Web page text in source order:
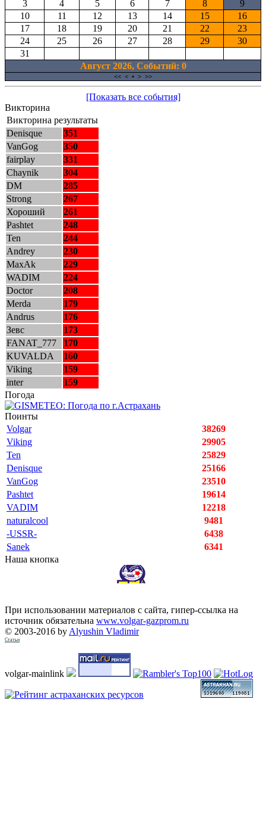
3 4 5 6 7 8
9
10
11 12 13 14 15
16
17
18 19 20 21 22
23
24
25 26 27 28 29
30
31
Август 2026, Cобытий: 0
<< < • > >>
[Показать все события]
Викторина
Викторина результаты
Denisque
351
VanGog
350
fairplay
331
Chaynik
304
DM
285
Strong
267
Хороший
261
Pashtet
248
Ten
244
Andrey
230
MaxAk
229
WADIM
224
Doctor
208
Merda
179
Andrus
176
Зевс
173
FANAT_777
170
KUVALDA
160
Viking
159
inter
159
Погода
Поинты
Volgar
38269
Viking
29905
Ten
25829
Denisque
25166
VanGog
23510
Pashtet
19614
VADIM
12218
naturalcool
9481
-USSR-
6438
Sanek
6341
Наша кнопка
При использовании материалов с сайта, гипер-ссылка на
источник обязательна www.volgar-gazprom.ru
© 2003-2016 by Alyushin Vladimir
Статьи
volgar-mainlink